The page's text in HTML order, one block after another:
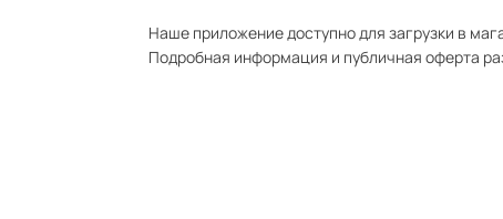
Наше приложение доступно для загрузки в
Подробная информация и публичная оферта